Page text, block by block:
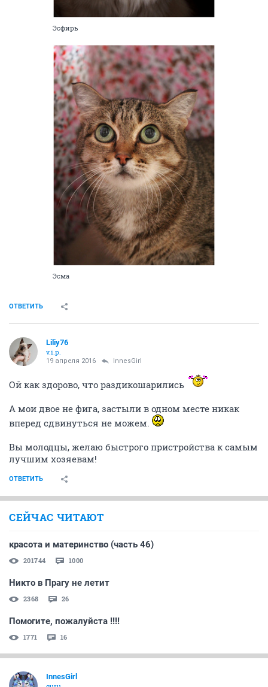
Эсфирь
Эсма
ОТВЕТИТЬ
Liliy76
v.i.p.
19 апреля 2016 InnesGirl
Ой как здорово, что раздикошарились
А мои двое не фига, застыли в одном месте никак
вперед сдвинуться не можем.
Вы молодцы, желаю быстрого пристройства к самым
лучшим хозяевам!
ОТВЕТИТЬ
СЕЙЧАС ЧИТАЮТ
красота и материнство (часть 46)
201744 1000
Никто в Прагу не летит
2368 26
Помогите, пожалуйста !!!!
1771 16
InnesGirl